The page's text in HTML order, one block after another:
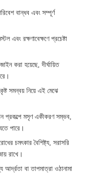
বান্ধব এবং সম্পূর্ণ
এবং রক্ষণাবেক্ষণে প্রচেষ্টা
করা হয়েছে, দীর্ঘায়িত
সমন্বয় নিয়ে এই মেঝে
প্রকল্পে মসৃণ একীকরণ সম্ভব,
পারে।
চমৎকার বৈশিষ্ট্য, সরাসরি
রাখে।
বা তাপমাত্রা ওঠানামা